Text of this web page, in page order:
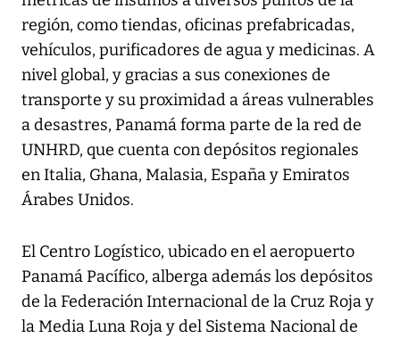
región, como tiendas, oficinas prefabricadas,
vehículos, purificadores de agua y medicinas. A
nivel global, y gracias a sus conexiones de
transporte y su proximidad a áreas vulnerables
a desastres, Panamá forma parte de la red de
UNHRD, que cuenta con depósitos regionales
en Italia, Ghana, Malasia, España y Emiratos
Árabes Unidos.
El Centro Logístico, ubicado en el aeropuerto
Panamá Pacífico, alberga además los depósitos
de la Federación Internacional de la Cruz Roja y
la Media Luna Roja y del Sistema Nacional de